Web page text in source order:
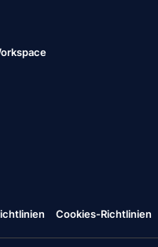
Cookies-Richtlinien